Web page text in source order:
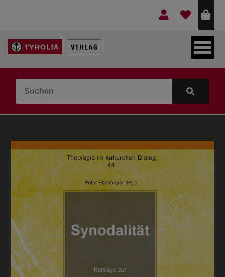
LEBEN & GLAUBE
KINDER- & JUGENDBUCH
VERLAG
IDEEN & BEGLEITMATERIAL